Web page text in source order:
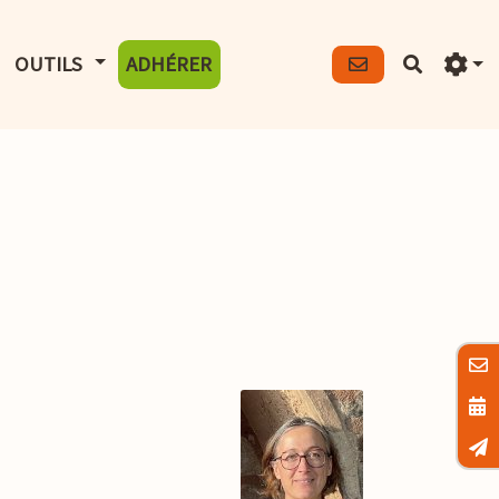
LE MENU
OUTILS AFFICHER LE MENU
ADHÉRER